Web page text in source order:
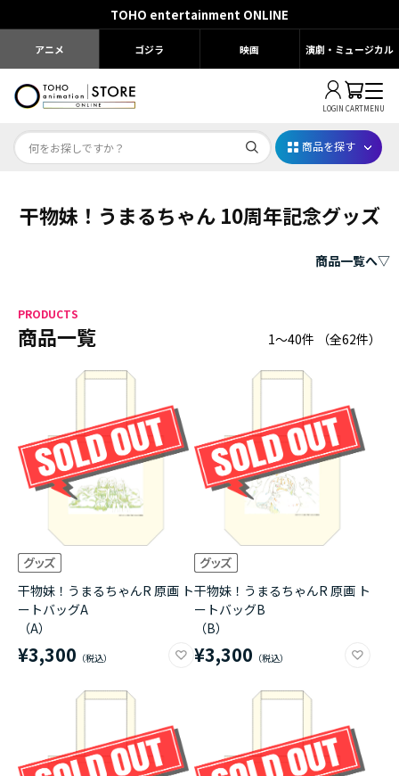
TOHO entertainment ONLINE
アニメ ゴジラ 映画 演劇・ミュージカル
LOGIN CARTMENU
Dr.STONE STONE FES.2026
薬屋のひとりごと 夏の園遊会2026
アニメ『僕のヒーローアカデミア』10周年
ハイキュー!!ジャージ＆ユニフォーム
『無職転生Ⅲ ～異世界行ったら本気だす～』
『ふつつかな悪女ではございますが ～雛宮蝶鼠と
りかえ伝～』
商品を探す
干物妹！うまるちゃん 10周年記念グッズ
商品一覧へ▽
PRODUCTS
商品一覧 1～40件 （全62件）
干物妹！うまるちゃんR 原画 ト
ートバッグA
（A）
¥3,300
干物妹！うまるちゃんR 原画 ト
ートバッグB
（B）
¥3,300